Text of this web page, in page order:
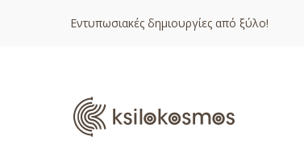
Εντυπωσιακές δημιουργίες από ξύλο!